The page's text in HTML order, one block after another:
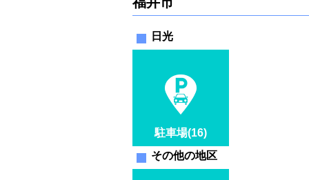
日光
駐車場(16)
その他の地区